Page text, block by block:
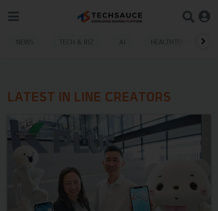
NEWS TECH & BIZ AI HEALTHTECH
LATEST IN LINE CREATORS